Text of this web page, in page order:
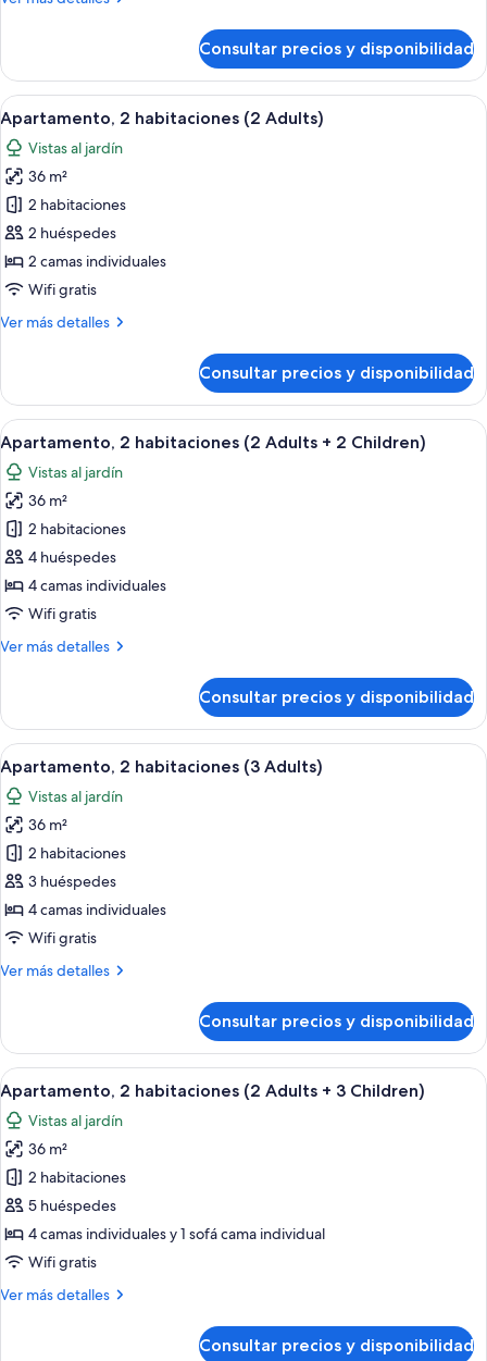
Adults
Child)
1
habitación
(3
Adults
+
Child)
Consultar precios y disponibilidad
Abrir
todas
las
fotos
de
Apartamento,
2
habitaciones
Adults)
Una sala moderna con un sofá azul,
6
Apartamento, 2 habitaciones (2 Adults)
Vistas al jardín
36 m²
2 habitaciones
2 huéspedes
2 camas individuales
Wifi gratis
Ver más detalles
Más
2
habitaciones
(2
Adults)
Consultar precios y disponibilidad
Abrir
todas
las
fotos
de
Apartamento,
2
habitaciones
Adults
Children)
Una sala moderna con un sofá azul,
6
Apartamento, 2 habitaciones (2 Adults + 2 Children)
Vistas al jardín
36 m²
2 habitaciones
4 huéspedes
4 camas individuales
Wifi gratis
Ver más detalles
Más
2
habitaciones
(2
Adults
+
2
Children)
Consultar precios y disponibilidad
Abrir
todas
las
fotos
de
Apartamento,
2
habitaciones
Adults)
Una sala moderna con un sofá azul,
6
Apartamento, 2 habitaciones (3 Adults)
Vistas al jardín
36 m²
2 habitaciones
3 huéspedes
4 camas individuales
Wifi gratis
Ver más detalles
Más
2
habitaciones
(3
Adults)
Consultar precios y disponibilidad
Abrir
todas
las
fotos
de
Apartamento,
2
habitaciones
Adults
Una sala moderna con un sofá azul,
6
Apartamento, 2 habitaciones (2 Adults + 3 Children)
Vistas al jardín
36 m²
2 habitaciones
5 huéspedes
4 camas individuales y 1 sofá cama individual
Wifi gratis
Ver más detalles
Más
Consultar precios y disponibilidad